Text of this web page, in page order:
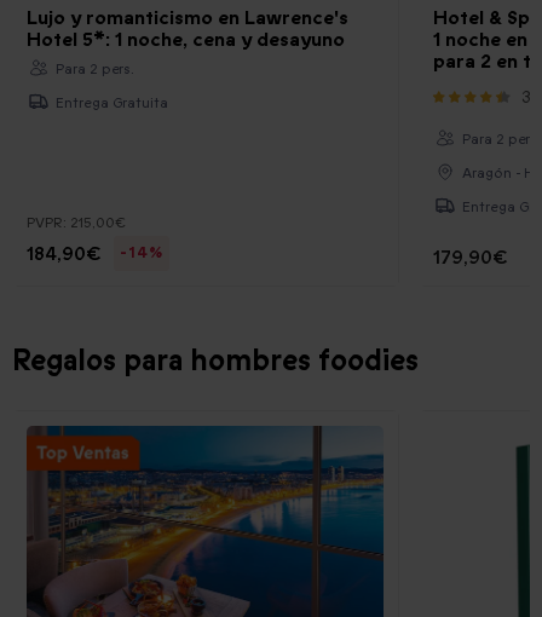
Lujo y romanticismo en Lawrence's
Hotel 5*: 1 noche, cena y desayuno
Para 2 pers.
Entrega Gratuita
PVPR: 215,00€
184,90€ -14%
Hotel &
1 noche en
para 2 en
3
Para 2 pers.
Aragón -
Entrega
179,90€
Regalos para hombres foodies